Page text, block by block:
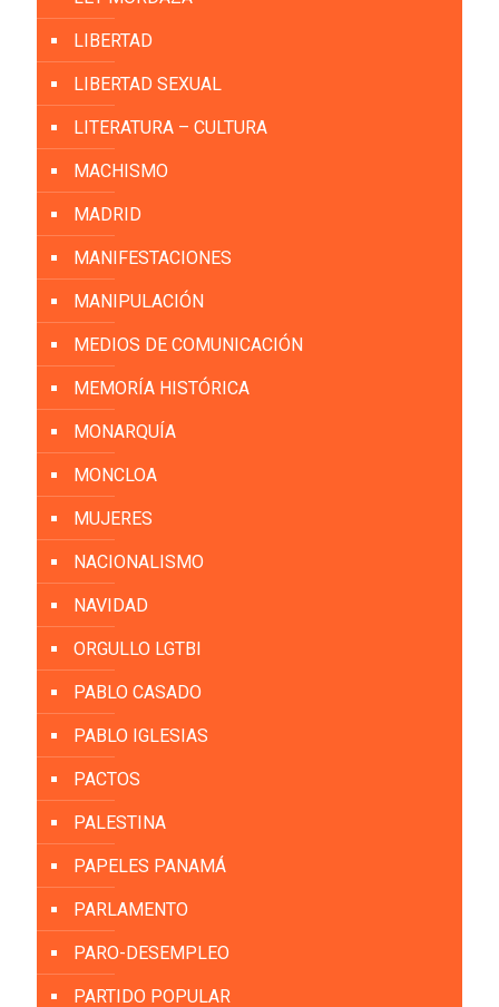
LIBERTAD
LIBERTAD SEXUAL
LITERATURA – CULTURA
MACHISMO
MADRID
MANIFESTACIONES
MANIPULACIÓN
MEDIOS DE COMUNICACIÓN
MEMORÍA HISTÓRICA
MONARQUÍA
MONCLOA
MUJERES
NACIONALISMO
NAVIDAD
ORGULLO LGTBI
PABLO CASADO
PABLO IGLESIAS
PACTOS
PALESTINA
PAPELES PANAMÁ
PARLAMENTO
PARO-DESEMPLEO
PARTIDO POPULAR